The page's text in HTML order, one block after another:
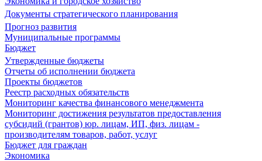
Документы стратегического планирования
Прогноз развития
Муниципальные программы
Бюджет
Утвержденные бюджеты
Отчеты об исполнении бюджета
Проекты бюджетов
Реестр расходных обязательств
Мониторинг качества финансового менеджмента
Мониторинг достижения результатов предоставления
субсидий (грантов) юр. лицам, ИП, физ. лицам -
производителям товаров, работ, услуг
Бюджет для граждан
Экономика